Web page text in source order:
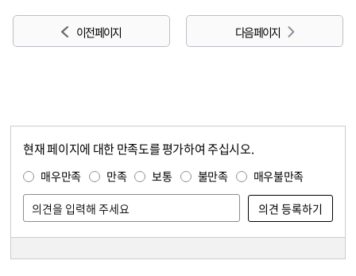
이전 페이지 다음 페이지
현재 페이지에 대한 만족도를 평가하여 주십시오.
매우만족 만족 보통 불만족 매우불만족